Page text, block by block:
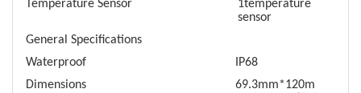
Temperature Sensor
1temperature
sensor
General Specifications
Waterproof
IP68
Dimensions
69.3mm*120m